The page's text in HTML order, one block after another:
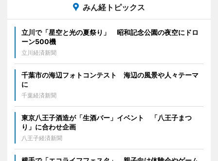
みん経トピックス
立川で「星空と光の夏祭り」 昭和記念公園の夜空にドロ
ーン500機
立川経済新聞
千葉市の海辺フォトコンテスト 海辺の風景や人々テーマ
に
千葉経済新聞
東京八王子酒造が「生酒バー」イベント 「八王子まつ
り」に合わせ企画
八王子経済新聞